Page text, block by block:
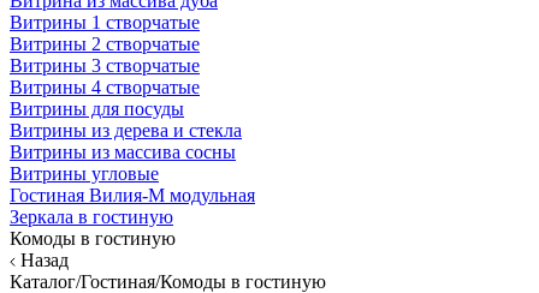
Витрины 1 створчатые
Витрины 2 створчатые
Витрины 3 створчатые
Витрины 4 створчатые
Витрины для посуды
Витрины из дерева и стекла
Витрины из массива сосны
Витрины угловые
Гостиная Вилия-М модульная
Зеркала в гостиную
Комоды в гостиную
Назад
Каталог/Гостиная/Комоды в гостиную